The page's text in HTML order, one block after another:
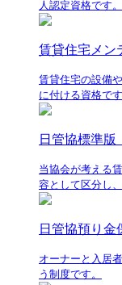
人認定資格です。
賃貸住宅メン
賃貸住宅の設備
に付ける資格です
日管協標準
当協会が考える
容として区分し
日管協預り金
オーナーと入居
う制度です。